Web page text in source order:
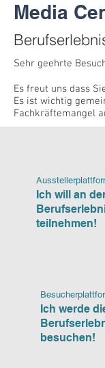
Media
Sehr geehrte
Es freut uns dass
Es ist wichtig
Fachkräftemangel
Ich will an
teilnehmen!
Ich werde
besuchen!